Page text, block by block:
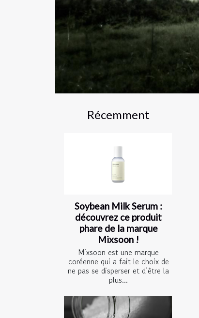
Récemment
Soybean Milk Serum :
découvrez ce produit
phare de la marque
Mixsoon !
Mixsoon est une marque
coréenne qui a fait le choix de
ne pas se disperser et d’être la
plus...